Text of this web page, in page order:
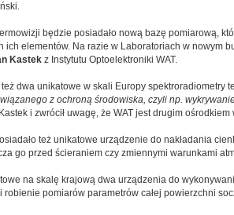
będzie posiadało nową bazę pomiarową,
ich elementów. Na razie w Laboratoriach w nowym
Kastek z Instytutu Optoelektroniki WAT.
dwa unikatowe w skali Europy
z ochroną środowiska, czyli np.
i zwrócił uwagę, że WAT jest drugim
też unikatowe urządzenie do nakładania
go przed ścieraniem czy zmiennymi warunkami
na skalę krajową dwa urządzenia do
robienie pomiarów parametrów całej powierzchni